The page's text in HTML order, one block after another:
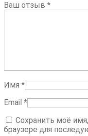
Ваш отзыв *
Имя *
Email *
Сохранить моё
браузере для